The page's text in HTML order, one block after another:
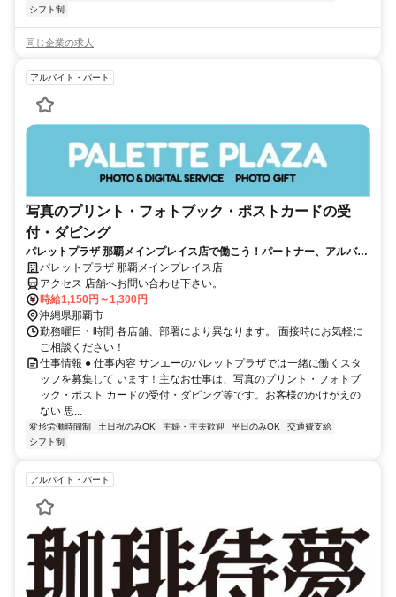
シフト制
同じ企業の求人
アルバイト・パート
写真のプリント・フォトブック・ポストカードの受
付・ダビング
パレットプラザ 那覇メインプレイス店で働こう！パートナー、アルバイ
トスタッフ大募集♪
パレットプラザ 那覇メインプレイス店
アクセス 店舗へお問い合わせ下さい。
時給1,150円～1,300円
沖縄県那覇市
勤務曜日・時間 各店舗、部署により異なります。 面接時にお気軽に
ご相談ください！
仕事情報 ● 仕事内容 サンエーのパレットプラザでは一緒に働くスタ
ッフを募集して います！主なお仕事は、写真のプリント・フォトブ
ック・ポスト カードの受付・ダビング等です。お客様のかけがえの
ない 思...
変形労働時間制 土日祝のみOK 主婦・主夫歓迎 平日のみOK
交通費支給
シフト制
アルバイト・パート